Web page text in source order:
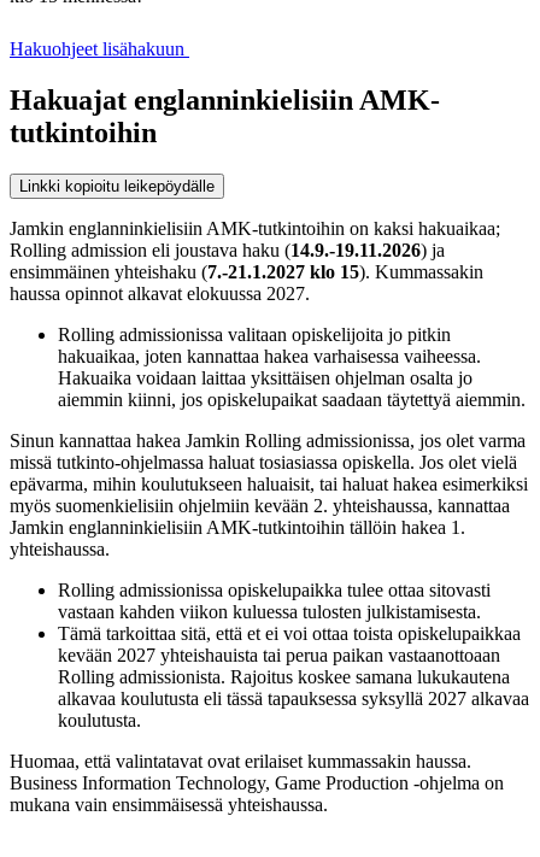
Hakuohjeet lisähakuun
Hakuajat englanninkielisiin AMK-
tutkintoihin
Linkki kopioitu leikepöydälle
Jamkin englanninkielisiin AMK-tutkintoihin on kaksi hakuaikaa;
Rolling admission eli joustava haku (14.9.-19.11.2026) ja
ensimmäinen yhteishaku (7.-21.1.2027 klo 15). Kummassakin
haussa opinnot alkavat elokuussa 2027.
Rolling admissionissa valitaan opiskelijoita jo pitkin
hakuaikaa, joten kannattaa hakea varhaisessa vaiheessa.
Hakuaika voidaan laittaa yksittäisen ohjelman osalta jo
aiemmin kiinni, jos opiskelupaikat saadaan täytettyä aiemmin.
Sinun kannattaa hakea Jamkin Rolling admissionissa, jos olet varma
missä tutkinto-ohjelmassa haluat tosiasiassa opiskella. Jos olet vielä
epävarma, mihin koulutukseen haluaisit, tai haluat hakea esimerkiksi
myös suomenkielisiin ohjelmiin kevään 2. yhteishaussa, kannattaa
Jamkin englanninkielisiin AMK-tutkintoihin tällöin hakea 1.
yhteishaussa.
Rolling admissionissa opiskelupaikka tulee ottaa sitovasti
vastaan kahden viikon kuluessa tulosten julkistamisesta.
Tämä tarkoittaa sitä, että et ei voi ottaa toista opiskelupaikkaa
kevään 2027 yhteishauista tai perua paikan vastaanottoaan
Rolling admissionista. Rajoitus koskee samana lukukautena
alkavaa koulutusta eli tässä tapauksessa syksyllä 2027 alkavaa
koulutusta.
Huomaa, että valintatavat ovat erilaiset kummassakin haussa.
Business Information Technology, Game Production -ohjelma on
mukana vain ensimmäisessä yhteishaussa.